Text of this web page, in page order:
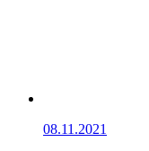
08.11.2021